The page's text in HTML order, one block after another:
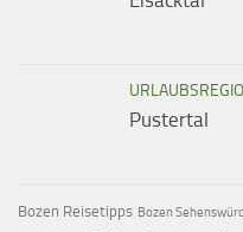
Pustertal
Bozen Reisetipps Bozen